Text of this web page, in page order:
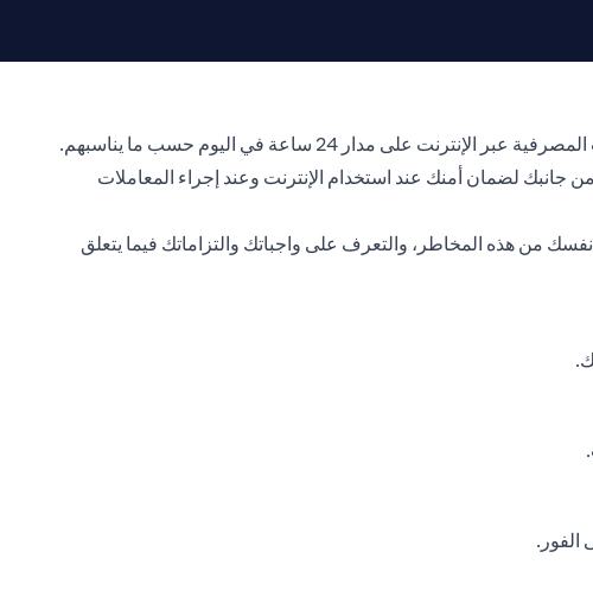
24 ساعة في اليوم حسب ما يناسبهم.
من جانبك لضمان أمنك عند استخدام الإنترنت وعند إجراء المعاملات
من هذه المخاطر، والتعرف على واجباتك والتزاماتك فيما يتعلق
الفور.